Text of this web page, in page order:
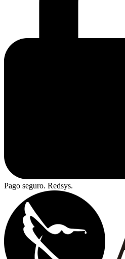
Pago seguro. Redsys.